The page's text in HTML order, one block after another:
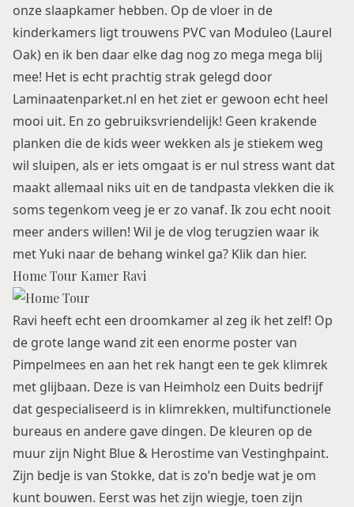
onze slaapkamer hebben. Op de vloer in de
kinderkamers ligt trouwens PVC van Moduleo (Laurel
Oak) en ik ben daar elke dag nog zo mega mega blij
mee! Het is echt prachtig strak gelegd door
Laminaatenparket.nl en het ziet er gewoon echt heel
mooi uit. En zo gebruiksvriendelijk! Geen krakende
planken die de kids weer wekken als je stiekem weg
wil sluipen, als er iets omgaat is er nul stress want dat
maakt allemaal niks uit en de tandpasta vlekken die ik
soms tegenkom veeg je er zo vanaf. Ik zou echt nooit
meer anders willen! Wil je de vlog terugzien waar ik
met Yuki naar de behang winkel ga? Klik dan hier.
Home Tour Kamer Ravi
Ravi heeft echt een droomkamer al zeg ik het zelf! Op
de grote lange wand zit een enorme poster van
Pimpelmees en aan het rek hangt een te gek klimrek
met glijbaan. Deze is van Heimholz een Duits bedrijf
dat gespecialiseerd is in klimrekken, multifunctionele
bureaus en andere gave dingen. De kleuren op de
muur zijn Night Blue & Herostime van Vestinghpaint.
Zijn bedje is van Stokke, dat is zo’n bedje wat je om
kunt bouwen. Eerst was het zijn wiegje, toen zijn